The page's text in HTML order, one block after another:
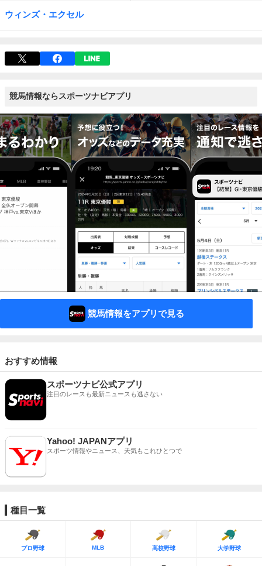
ウィンズ・エクセル
競馬情報ならスポーツナビアプリ
競馬情報をアプリで見る
おすすめ情報
スポーツナビ公式アプリ
注目のレースも最新ニュースも逃さない
Yahoo! JAPANアプリ
スポーツ情報やニュース、天気もこれひとつで
種目一覧
プロ野球 MLB 高校野球 大学野球